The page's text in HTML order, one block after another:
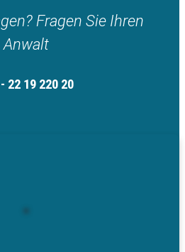
Fragen Sie Ihren
Anwalt
22 19 220 20